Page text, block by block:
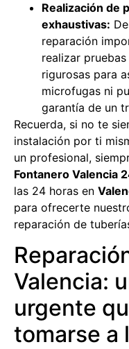
Realización de
exhaustivas:
reparación
realizar
rigurosas para
microfugas ni
garantía de un
Recuerda, si no te
instalación por ti
un profesional,
Fontanero Valencia
las 24 horas en
para ofrecerte
reparación de
Valencia:
urgente
tomarse a